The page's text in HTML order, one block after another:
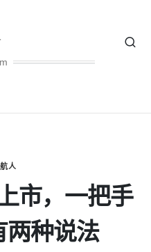
人
市，一把手
两种说法